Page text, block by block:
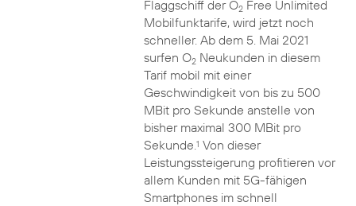
Flaggschiff der O2Free Unlimited
Mobilfunktarife, wird jetzt noch
schneller. Ab dem 5. Mai 2021
surfen O2Neukunden in diesem
Tarif mobil mit einer
Geschwindigkeit von bis zu 500
MBit pro Sekunde anstelle von
bisher maximal 300 MBit pro
Sekunde.1 Von dieser
Leistungssteigerung profitieren vor
allem Kunden mit 5G-fähigen
Smartphones im schnell